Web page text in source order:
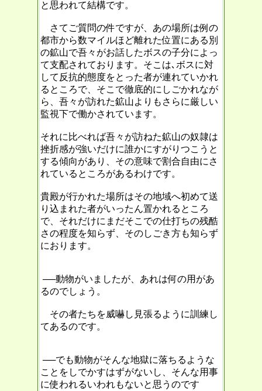
と思われて結構です。
さてご質問の件ですが、あの場所は例の
都市から数マイルほど離れた位置にある別
の鉱山で吾々がお話したボスの子分によっ
て支配されております。そこは､ボスに対
して反抗的態度をとった者が連れていかれ
るところで、そこで徹底的にしごかれなが
ら、吾々が訪れた鉱山よりもさらに厳しい
監視下で働かされています。
それに比べれば吾々が訪ねた鉱山の奴隷は
挫折感が強いだけに誰かにすがりつこうと
する傾向があり、その意味で割合自由にさ
れているところがあるわけです。
貴殿が行かれた場所はその地域へ初めて送
り込まれた者がいったん置かれるところ
で、それだけにまだそこでの仕打ちの残酷
さの程度を知らず、そのしごき方も知らず
におります。
──動物がいましたが、あれは何の用があ
るのでしょう。
その者たちを威嚇し見張るように訓練し
てあるのです。
──でも動物がそんな地獄に落ちるような
ことをしでかすはずがないし、そんな用事
に使われるいわれもないと思うのです